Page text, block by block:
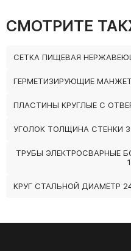
СМОТРИТЕ
СЕТКА ПИЩЕВАЯ
ГЕРМЕТИЗИРУЮЩИЕ
ПЛАСТИНЫ КРУГЛЫЕ С
УГОЛОК ТОЛЩИНА СТЕНКИ 3
ТРУБЫ ЭЛЕКТРОСВАРНЫЕ
КРУГ СТАЛЬНОЙ ДИАМЕТР